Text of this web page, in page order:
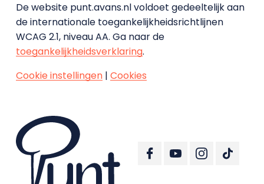
De website punt.avans.nl voldoet gedeeltelijk aan
de internationale toegankelijkheidsrichtlijnen
WCAG 2.1, niveau AA. Ga naar de
toegankelijkheidsverklaring.
Cookie instellingen| Cookies